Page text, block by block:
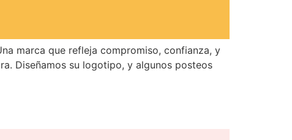
marca que refleja compromiso, confianza, y
Diseñamos su logotipo, y algunos posteos